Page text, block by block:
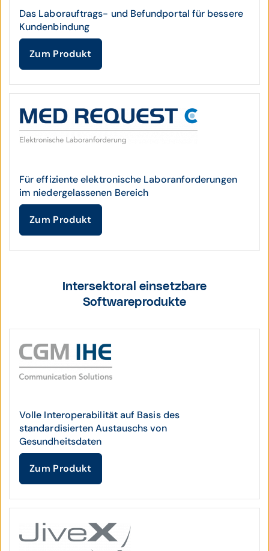
Das Laborauftrags- und Befundportal für bessere
Kundenbindung
Zum Produkt
Für effiziente elektronische Laboranforderungen
im niedergelassenen Bereich
Zum Produkt
Intersektoral einsetzbare
Softwareprodukte
Volle Interoperabilität auf Basis des
standardisierten Austauschs von
Gesundheitsdaten
Zum Produkt